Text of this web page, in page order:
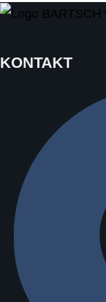
KONTAKT